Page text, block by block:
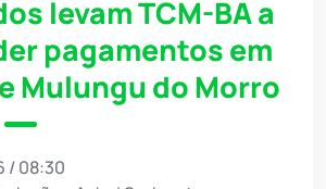
levam TCM-BA a
pagamentos em
Mulungu do Morro
/ 08:30